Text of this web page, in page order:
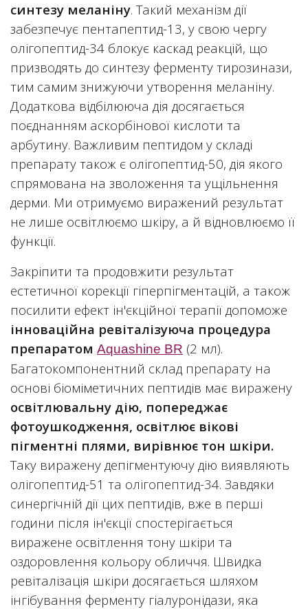
синтезу меланіну. Такий механізм дії
забезпечує пентапептид-13, у свою чергу
олігопептид-34 блокує каскад реакцій, що
призводять до синтезу ферменту тирозинази,
тим самим знижуючи утворення меланіну.
Додаткова відбілююча дія досягається
поєднанням аскорбінової кислоти та
арбутину. Важливим пептидом у складі
препарату також є олігопептид-50, дія якого
спрямована на зволоження та ущільнення
дерми. Ми отримуємо виражений результат
не лише освітлюємо шкіру, а й відновлюємо її
функції.
Закріпити та продовжити результат
естетичної корекції гіперпігментацій, а також
посилити ефект ін'єкційної терапії допоможе
інноваційна ревіталізуюча процедура
препаратом Aquashine BR (2 мл).
Багатокомпонентний склад препарату на
основі біоміметичних пептидів має виражену
освітлювальну дію, попереджає
фотоушкодження, освітлює вікові
пігментні плями, вирівнює тон шкіри.
Таку виражену депігментуючу дію виявляють
олігопептид-51 та олігопептид-34. Завдяки
синергічній дії цих пептидів, вже в перші
години після ін'єкції спостерігається
виражене освітлення тону шкіри та
оздоровлення кольору обличчя. Швидка
ревіталізація шкіри досягається шляхом
інгібування ферменту гіалуронідази, яка